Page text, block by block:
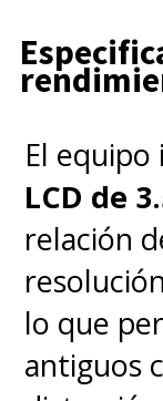
El
LCD de
relación
lo que
antiguos